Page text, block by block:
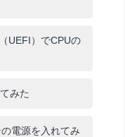
UEFI）でCPUの
みた
電源を入れてみ